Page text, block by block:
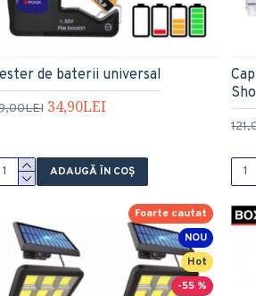
de baterii universal
34,90LEI
ADAUGĂ ÎN COŞ
NOU
Hot
Foarte cautat
-55 %